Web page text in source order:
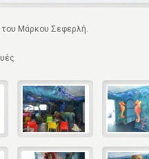
του Μάρκου Σεφερλή.